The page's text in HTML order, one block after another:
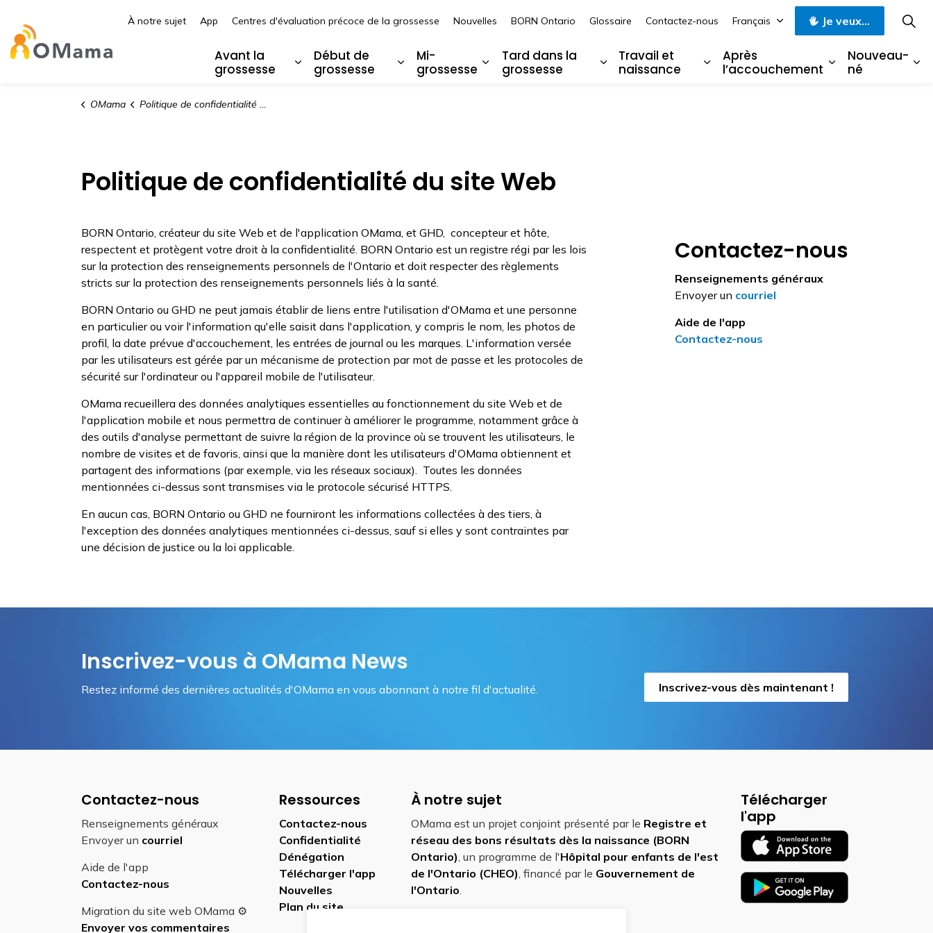
Avant la
grossesse
Élargir les sous-pages Avant la grossesse
Début de
grossesse
Élargir les sous-pages Début de grossesse
Mi-
grossesse
Élargir les sous-pages Mi-grossesse
Tard dans la
grossesse
Travail et
naissance
Après
l’accouchement
Nouveau-
né
À notre sujet App Centres d'évaluation précoce de la grossesse Nouvelles BORN Ontario Glossaire Contactez-nous Français Je veux...
OMama Politique de confidentialité du site Web
Politique de confidentialité du site Web
BORN Ontario, créateur du site Web et de l'application OMama, et GHD, concepteur et hôte,
respectent et protègent votre droit à la confidentialité. BORN Ontario est un registre régi par les lois
sur la protection des renseignements personnels de l'Ontario et doit respecter des règlements
stricts sur la protection des renseignements personnels liés à la santé.
BORN Ontario ou GHD ne peut jamais établir de liens entre l'utilisation d'OMama et une personne
en particulier ou voir l'information qu'elle saisit dans l'application, y compris le nom, les photos de
profil, la date prévue d'accouchement, les entrées de journal ou les marques. L'information versée
par les utilisateurs est gérée par un mécanisme de protection par mot de passe et les protocoles de
sécurité sur l'ordinateur ou l'appareil mobile de l'utilisateur.
OMama recueillera des données analytiques essentielles au fonctionnement du site Web et de
l'application mobile et nous permettra de continuer à améliorer le programme, notamment grâce à
des outils d'analyse permettant de suivre la région de la province où se trouvent les utilisateurs, le
nombre de visites et de favoris, ainsi que la manière dont les utilisateurs d'OMama obtiennent et
partagent des informations (par exemple, via les réseaux sociaux). Toutes les données
mentionnées ci-dessus sont transmises via le protocole sécurisé HTTPS.
En aucun cas, BORN Ontario ou GHD ne fourniront les informations collectées à des tiers, à
l'exception des données analytiques mentionnées ci-dessus, sauf si elles y sont contraintes par
une décision de justice ou la loi applicable.
Contactez-nous
Renseignements généraux
Envoyer un courriel
Aide de l'app
Contactez-nous
Inscrivez-vous à OMama News
Restez informé des dernières actualités d'OMama en vous abonnant à notre fil d'actualité. Inscrivez-vous dès maintenant !
Contactez-nous
Renseignements généraux
Envoyer un courriel
Aide de l'app
Contactez-nous
Migration du site web OMama ⚙️
Envoyer vos commentaires
Ressources
Contactez-nous
Confidentialité
Dénégation
Télécharger l'app
Nouvelles
Plan du site
À notre sujet
OMama est un projet conjoint présenté par le Registre et
réseau des bons résultats dès la naissance (BORN
Ontario), un programme de l'Hôpital pour enfants de l'est
de l'Ontario (CHEO), financé par le Gouvernement de
l'Ontario.
Télécharger
l'app